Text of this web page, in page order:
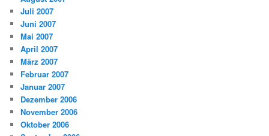
Juli 2007
Juni 2007
Mai 2007
April 2007
März 2007
Februar 2007
Januar 2007
Dezember 2006
November 2006
Oktober 2006